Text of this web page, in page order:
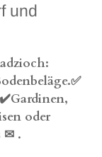
und
oder
✉ .